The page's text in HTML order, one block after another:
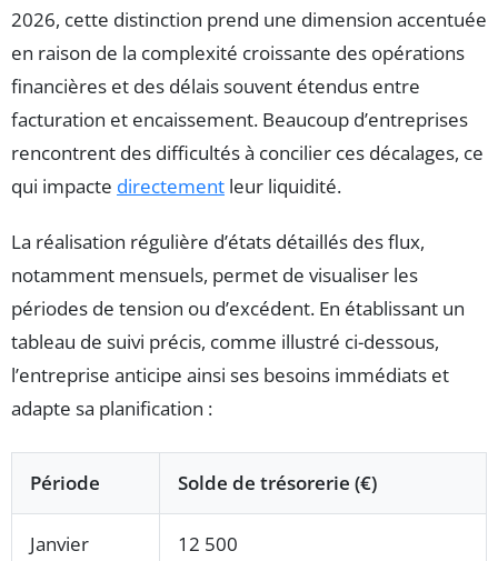
2026, cette distinction prend une dimension accentuée
en raison de la complexité croissante des opérations
financières et des délais souvent étendus entre
facturation et encaissement. Beaucoup d’entreprises
rencontrent des difficultés à concilier ces décalages, ce
qui impacte directement leur liquidité.
La réalisation régulière d’états détaillés des flux,
notamment mensuels, permet de visualiser les
périodes de tension ou d’excédent. En établissant un
tableau de suivi précis, comme illustré ci-dessous,
l’entreprise anticipe ainsi ses besoins immédiats et
adapte sa planification :
Période Solde de trésorerie (€)
Janvier 12 500